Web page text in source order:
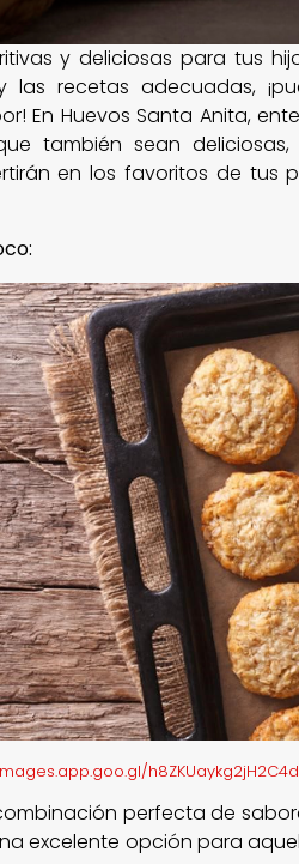
y deliciosas para tus
recetas adecuadas,
En Huevos Santa Anita,
también sean
en los favoritos de tus
perfecta de
excelente opción para